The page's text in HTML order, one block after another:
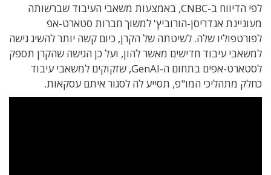
לפי הדיווח ב-CNBC, באמצעות משאבי העיבוד שברשותה
מעוניינת אנדריסן-הורוביץ' למשוך חברות סטארט-אפ
לפורטפוליו שלה. לשיטתה של הקרן, כיום קשה יותר להשיג גישה
למשאבי עיבוד חדישים מאשר להון, ועל כן הגישה שהקרן תספק
לסטארט-אפים בתחום ה-GenAI, שזקוקים למשאבי עיבוד
כחלק מתהליכי המו"פ, תסייע לה לסגור איתם עסקאות.